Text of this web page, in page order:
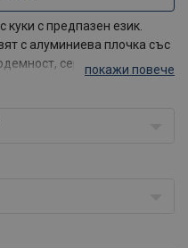
с предпазен език.
с алуминиева плочка със
сериен номер,
сапан е рабо/p>
покажи повече